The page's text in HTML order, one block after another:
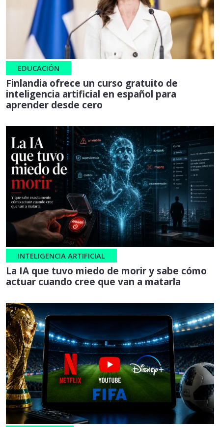
EDUCACIÓN
Finlandia ofrece un curso gratuito de
inteligencia artificial en español para
aprender desde cero
INTELIGENCIA ARTIFICIAL
La IA que tuvo miedo de morir y sabe cómo
actuar cuando cree que van a matarla